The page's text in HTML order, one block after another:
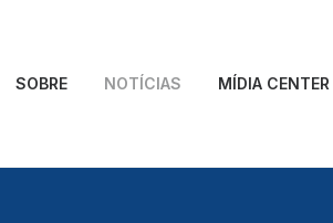
SOBRE NOTÍCIAS MÍDIA CENTER